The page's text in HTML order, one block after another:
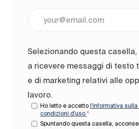
Selezionando questa
a ricevere messaggi di testo
e di marketing relativi alle
lavoro.
Ho letto e accetto l'informativa sulla
condizioni d'uso *
Spuntando questa casella,